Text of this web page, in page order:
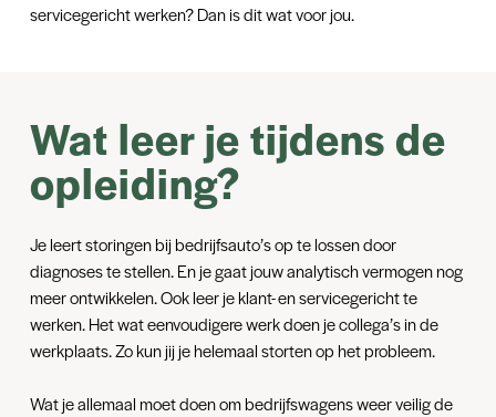
servicegericht werken? Dan is dit wat voor jou.
Wat leer je tijdens de
opleiding?
Je leert storingen bij bedrijfsauto’s op te lossen door
diagnoses te stellen. En je gaat jouw analytisch vermogen nog
meer ontwikkelen. Ook leer je klant- en servicegericht te
werken. Het wat eenvoudigere werk doen je collega’s in de
werkplaats. Zo kun jij je helemaal storten op het probleem.
Wat je allemaal moet doen om bedrijfswagens weer veilig de